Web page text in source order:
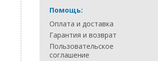
Помощь:
Оплата и доставка
Гарантия и возврат
Пользовательское
соглашение